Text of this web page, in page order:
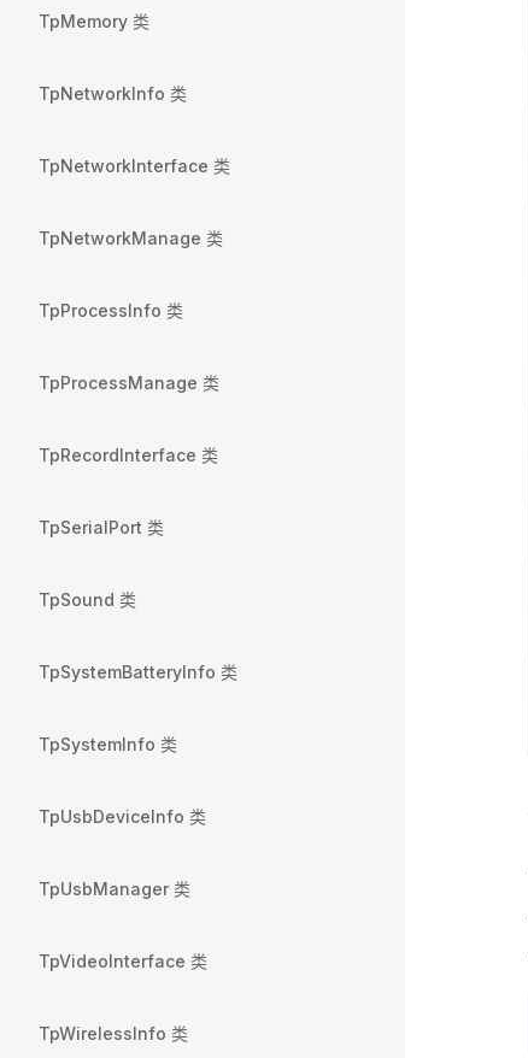
TpMemory 类
TpNetworkInfo 类
TpNetworkInterface 类
TpNetworkManage 类
TpProcessInfo 类
TpProcessManage 类
TpRecordInterface 类
TpSerialPort 类
TpSound 类
TpSystemBatteryInfo 类
TpSystemInfo 类
TpUsbDeviceInfo 类
TpUsbManager 类
TpVideoInterface 类
TpWirelessInfo 类